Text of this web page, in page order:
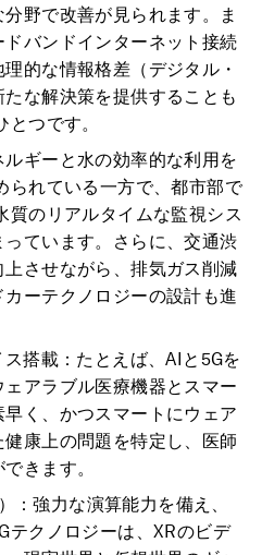
野で改善が見られます。ま
バンドインターネット接続
的な情報格差（デジタル・
な解決策を提供することも
つです。
ギーと水の効率的な利用を
られている一方で、都市部で
質のリアルタイムな監視シス
ています。さらに、交通渋
させながら、排気ガス削減
ーテクノロジーの設計も進
搭載：たとえば、AIと5Gを
アラブル医療機器とスマー
早く、かつスマートにウェア
康上の問題を特定し、医師
きます。
強力な演算能力を備え、
テクノロジーは、XRのビデ